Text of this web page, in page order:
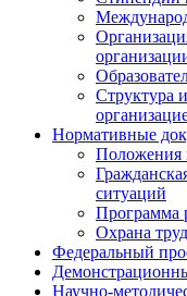
Структура
Нормативные
Положения
ситуаций
Программа
Охрана
Федеральный
Научно-